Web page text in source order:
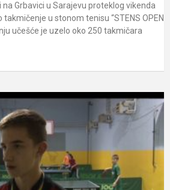
Grbavici u Sarajevu proteklog vikenda
u stonom tenisu “STENS OPEN
učešće je uzelo oko 250 takmičara